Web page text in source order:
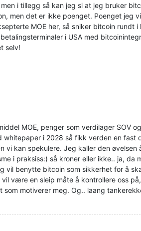
i tillegg så kan jeg si at jeg bruker
men det er ikke poenget. Poenget jeg
MOE her, så sniker bitcoin rundt
i USA med
selv!
MOE, penger som verdilager SOV
i 2028 så fikk verden en
kan spekulere. Jeg kaller den øvelsen
i praksiss:) så kroner eller ikke.. ja, da
benytte bitcoin som sikkerhet for å
være en sleip måte å kontrollere oss
motiverer meg. Og.. laang